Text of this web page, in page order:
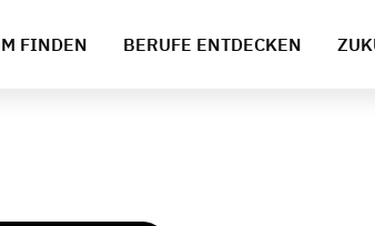
FINDEN BERUFE ENTDECKEN